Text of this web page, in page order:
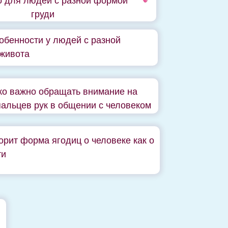
груди
у людей с разной
важно обращать внимание на
рук в общении с человеком
форма ягодиц о человеке как о